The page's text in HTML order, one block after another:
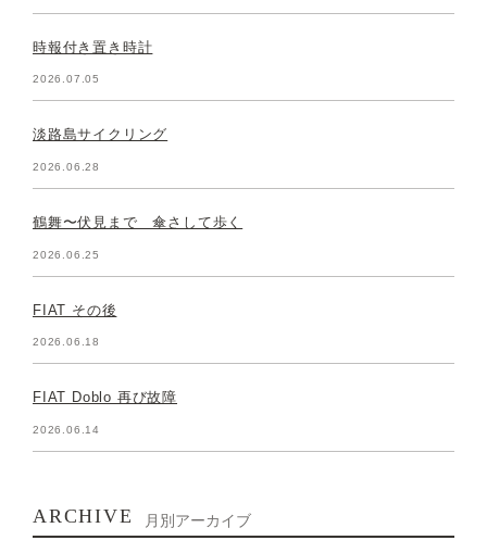
時報付き置き時計
2026.07.05
淡路島サイクリング
2026.06.28
鶴舞〜伏見まで 傘さして歩く
2026.06.25
FIAT その後
2026.06.18
FIAT Doblo 再び故障
2026.06.14
ARCHIVE 月別アーカイブ